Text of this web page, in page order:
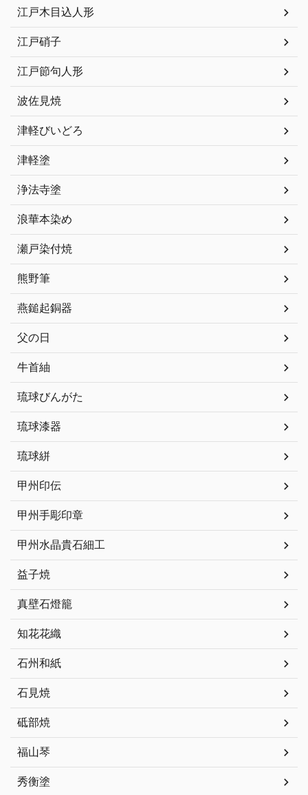
江戸木目込人形
江戸硝子
江戸節句人形
波佐見焼
津軽びいどろ
津軽塗
浄法寺塗
浪華本染め
瀬戸染付焼
熊野筆
燕鎚起銅器
父の日
牛首紬
琉球びんがた
琉球漆器
琉球絣
甲州印伝
甲州手彫印章
甲州水晶貴石細工
益子焼
真壁石燈籠
知花花織
石州和紙
石見焼
砥部焼
福山琴
秀衡塗